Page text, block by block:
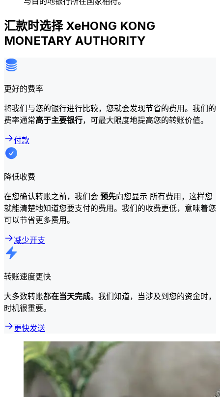
汇款时选择 XeHONG KONG
MONETARY AUTHORITY
更好的费率
将我们与您的银行进行比较，您就会发现节省的费用。我们的
费率通常高于主要银行，可最大限度地提高您的转账价值。
付款
降低收费
在您确认转账之前，我们会 预先向您显示 所有费用，这样您
就能清楚地知道您要支付的费用。我们的收费更低，意味着您
可以节省更多费用。
减少开支
转账速度更快
大多数转账都在当天完成。我们知道，当涉及到您的资金时，
时机很重要。
更快发送